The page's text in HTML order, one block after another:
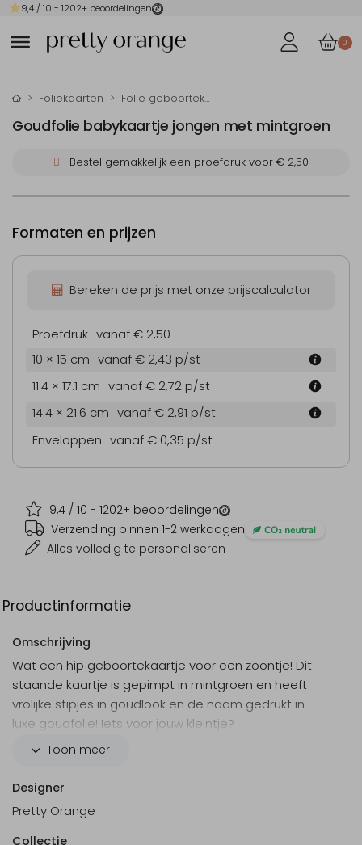
9,4 / 10 - 1202+ beoordelingen
0
Foliekaarten Folie geboortekaartjes
Goudfolie babykaartje jongen met mintgroen
Bestel gemakkelijk een proefdruk voor € 2,50
9,4 / 10 - 1202+ beoordelingen
Verzending binnen 1-2 werkdagen
Alles volledig te personaliseren
Formaten en prijzen
Bereken de prijs met onze prijscalculator
Proefdruk vanaf € 2,50
10 × 15 cm vanaf € 2,43 p/st
11.4 × 17.1 cm vanaf € 2,72 p/st
14.4 × 21.6 cm vanaf € 2,91 p/st
Enveloppen vanaf € 0,35 p/st
Productinformatie
Omschrijving
Wat een hip geboortekaartje voor een zoontje! Dit
staande kaartje is gepimpt in mintgroen en heeft
vrolijke stipjes in goudlook en de naam gedrukt in
luxe goudfolie! Iets voor jouw kleintje?
Let op: Deze kaart heeft een langere verzendtijd:
gedrukt en verzonden.
Bekijk de
en levertijden.
Toon meer
Designer
Pretty Orange
Collectie